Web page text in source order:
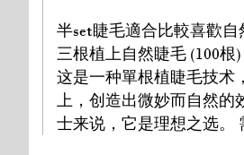
半set睫毛適合比較喜歡
三根植上自然睫毛 (100
这是一种單根植睫毛技术
上，创造出微妙而自然的
士来说，它是理想之选。